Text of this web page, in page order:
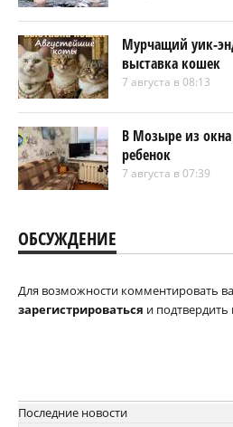
Мурчащий уик-
выставка кошек
7 августа в 08:13
В Мозыре из
ребенок
7 августа в 07:39
ОБСУЖДЕНИЕ
Для возможности комментировать
зарегистрироваться и
Последние новости